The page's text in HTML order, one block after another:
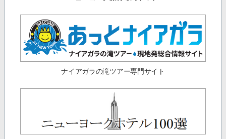
ナイアガラの滝ツアー専門サイト